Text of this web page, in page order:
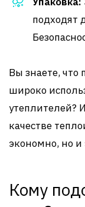
подходят
Вы знаете, что
широко
утеплителей?
качестве
экономно, но и
Кому